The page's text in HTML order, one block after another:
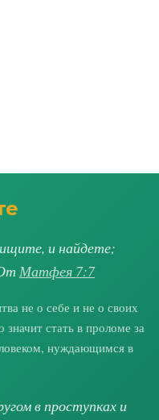
и найдете;
Матфея 7:7
не о себе и не о своих
стать в проломе за
нуждающимся в
в проступках и